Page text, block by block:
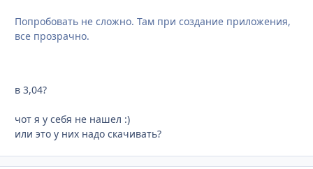
Попробовать не сложно. Там при создание приложения,
все прозрачно.
в 3,04?
чот я у себя не нашел :)
или это у них надо скачивать?